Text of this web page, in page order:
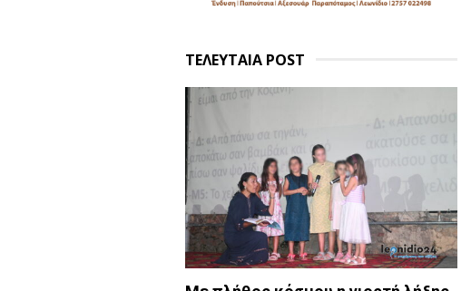
ΤΕΛΕΥΤΑΙΑ POST